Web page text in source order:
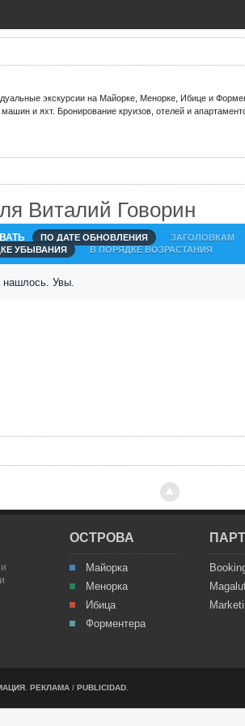
экскурсии на Майорке, Менорке, Ибице и
и яхт. Бронирование круизов, отелей и
Виталий Говорин
ПО ДАТЕ ОБНОВЛЕНИЯ ЗАГОЛОВКАМ
УБЫВАНИЯ В ПОРЯДКЕ ВОЗРАСТАНИЯ
нашлось. Увы.
ОСТРОВА
Майорка
Менорка
Ибица
Форментера
РЕКЛАМА / PUBLICIDAD